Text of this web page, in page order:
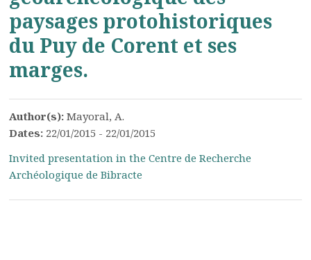
paysages protohistoriques
du Puy de Corent et ses
marges.
Author(s):Mayoral, A.
Dates: 22/01/2015 - 22/01/2015
Invited presentation in the Centre de Recherche
Archéologique de Bibracte